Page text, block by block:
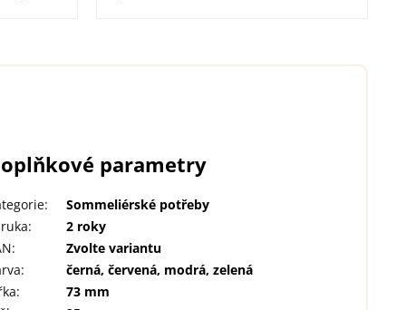
parametry
:
Sommeliérské potřeby
:
2 roky
:
Zvolte variantu
:
černá, červená, modrá, zelená
:
73 mm